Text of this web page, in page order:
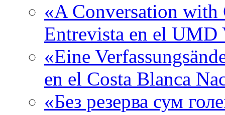
«A Conversation with
Entrevista en el UMD
«Eine
en el Costa Blanca
«Без резерва сум